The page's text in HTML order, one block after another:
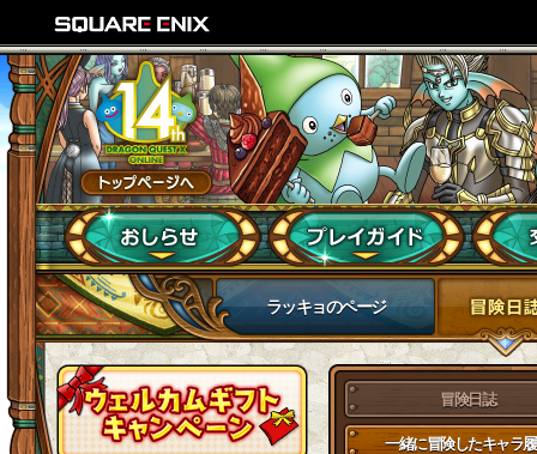
ラッキョのページ
冒険日誌
一緒に冒険したキャラ